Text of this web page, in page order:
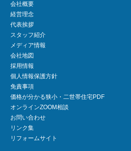
会社概要
経営理念
代表挨拶
スタッフ紹介
メディア情報
会社地図
採用情報
個人情報保護方針
免責事項
価格が分かる狭小・二世帯住宅PDF
オンラインZOOM相談
お問い合わせ
リンク集
リフォームサイト